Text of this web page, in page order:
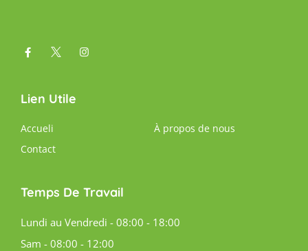
Lien Utile
Accueli
À propos de nous
Contact
Temps De Travail
Lundi au Vendredi - 08:00 - 18:00
Sam - 08:00 - 12:00